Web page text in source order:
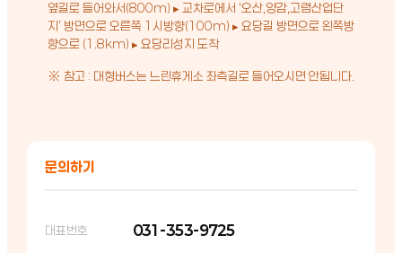
옆길로 들어와서(800m) ▸ 교차로에서 ‘오산,양감,고렴산업단
지’ 방면으로 오른쪽 1시방향(100m) ▸ 요당길 방면으로 왼쪽방
향으로 (1.8km) ▸ 요당리성지 도착
※ 참고 : 대형버스는 느린휴게소 좌측길로 들어오시면 안됩니다.
문의하기
대표번호 031-353-9725